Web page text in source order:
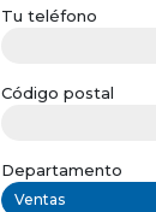
Tu teléfono
Código postal
Departamento
Ventas